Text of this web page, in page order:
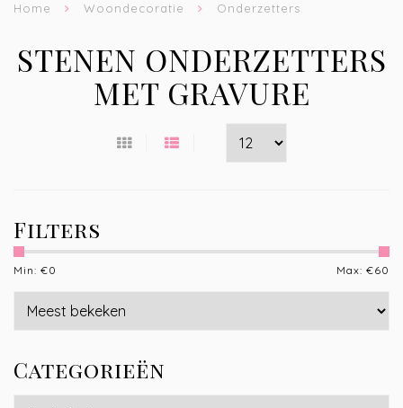
Home Woondecoratie Onderzetters
STENEN ONDERZETTERS
MET GRAVURE
Filters
Min: €0 Max: €60
Categorieën